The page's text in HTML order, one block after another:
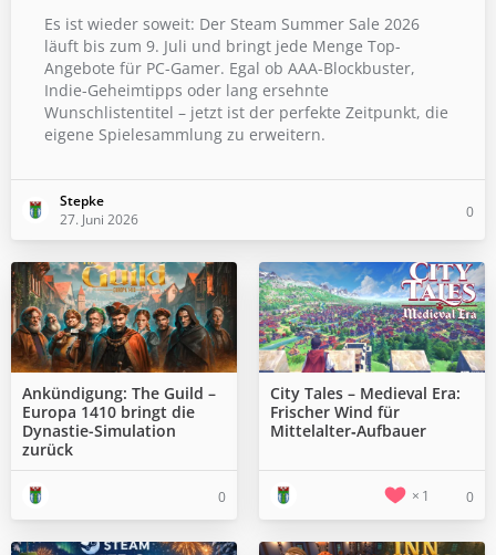
Es ist wieder soweit: Der Steam Summer Sale 2026
läuft bis zum 9. Juli und bringt jede Menge Top-
Angebote für PC-Gamer. Egal ob AAA-Blockbuster,
Indie-Geheimtipps oder lang ersehnte
Wunschlistentitel – jetzt ist der perfekte Zeitpunkt, die
eigene Spielesammlung zu erweitern.
Stepke
27. Juni 2026
0
Ankündigung: The Guild –
Europa 1410 bringt die
Dynastie-Simulation
zurück
0
City Tales – Medieval Era:
Frischer Wind für
Mittelalter‑Aufbauer
1 0